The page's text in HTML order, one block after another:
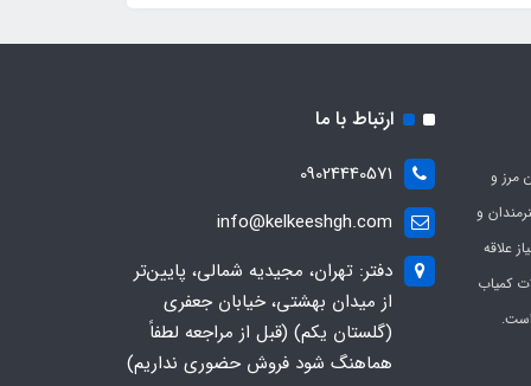
مرز و
هنرمندان و
علاقه
کمیاب
ارتباط با ما
09024440571
info@kelkeeshgh.com
دفتر: تهران، مجیدیه شمالی، پایین‌تر
از میدان بهشتی، خیابان جعفری
(گلستان یکم) (قبل از مراجعه لطفاً
هماهنگ شود فروش حضوری نداریم)